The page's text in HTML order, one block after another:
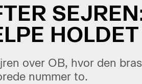
HOLDET
over OB, hvor den
nummer to.